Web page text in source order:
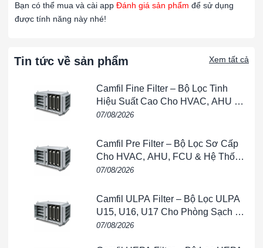
Gioăng kín khíchống rò gió
Nắp mở thiết kế dễ tháo lắp
hoặc lọc HEPA mini, tùy theo yêu cầu.
Bề mặt:Sơn tĩnh điện công nghiệp giúp
Thiết kế tối ưu giúp hộp lọc vận hành ổn định, không rung lắc,
không rò khí và dễ tích hợp vào nhiều dạng hệ thống.
3. Ứng dụng thực tế
Hộp lọc khung tôn 250x250x150mmphù hợp với:
Bạn có thể mua và cài app Đánh giá sản phẩm để sử dụng
được tính năng này nhé!
Tin tức về sản phẩm Xem tất cả
Camfil Fine Filter – Bộ Lọc Tinh
Hiệu Suất Cao Cho HVAC, AHU &
Phòng Sạch
07/08/2026
Camfil Pre Filter – Bộ Lọc Sơ Cấp
Cho HVAC, AHU, FCU & Hệ Thống
Thông Gió
07/08/2026
Camfil ULPA Filter – Bộ Lọc ULPA
U15, U16, U17 Cho Phòng Sạch &
Bán Dẫn
07/08/2026